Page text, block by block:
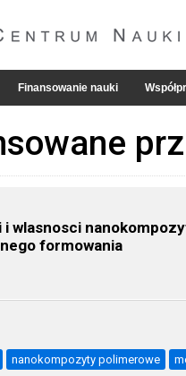
Finansowanie nauki
wlasnosci
formowania
nanokompozyty polimerowe